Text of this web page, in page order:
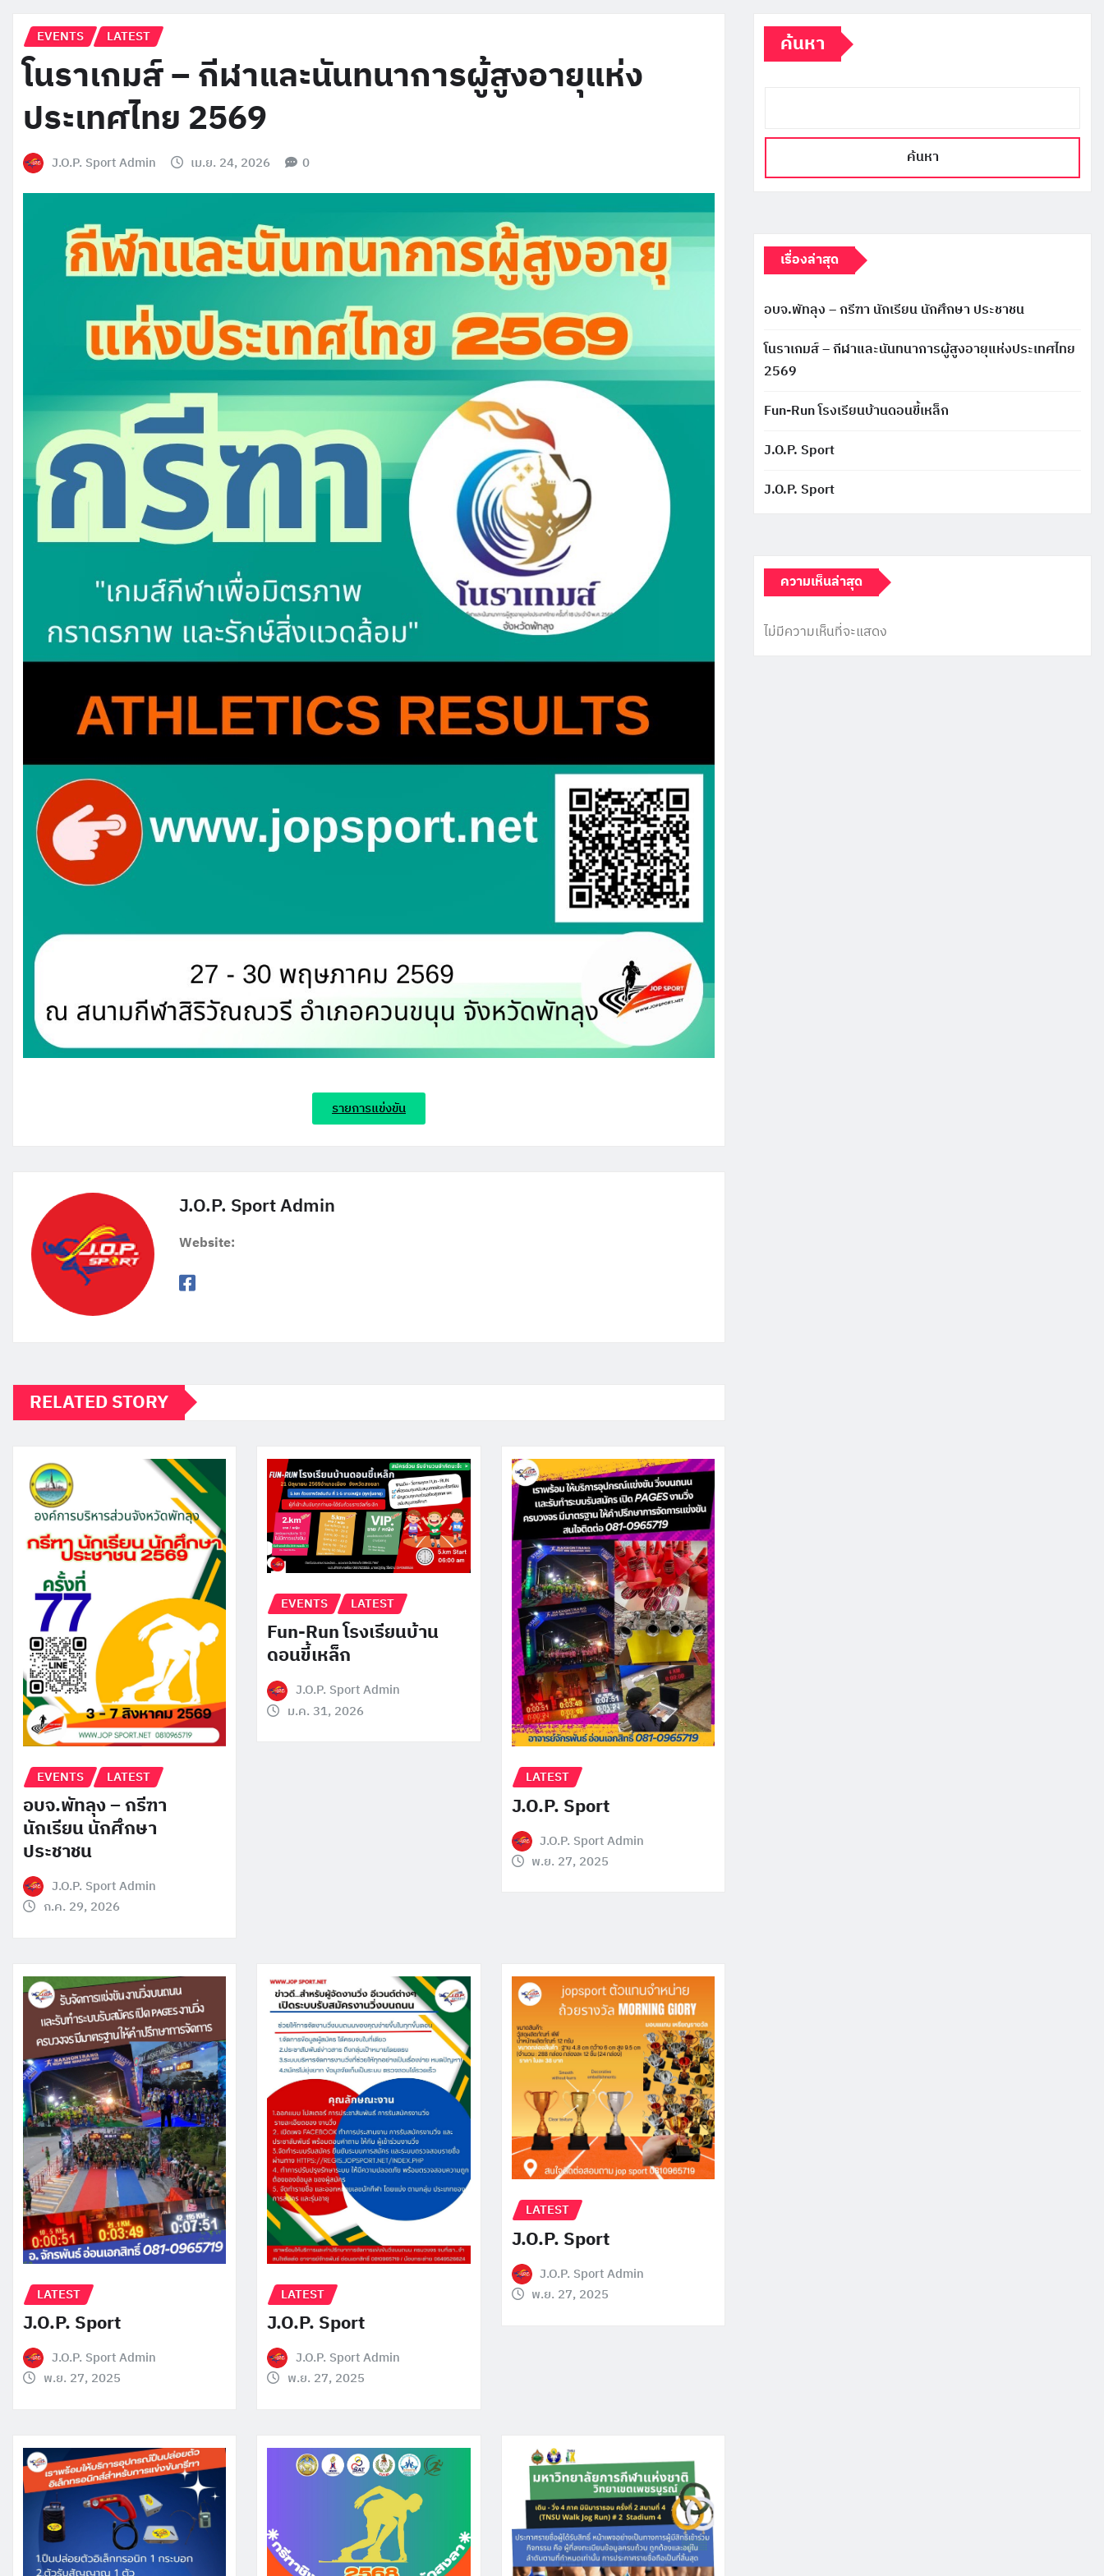
EVENTS LATEST
โนราเกมส์ – กีฬาและนันทนาการผู้สูงอายุแห่ง
ประเทศไทย 2569
J.O.P. Sport Admin เม.ย. 24, 2026 0
รายการแข่งขัน
J.O.P. Sport Admin
Website:
RELATED STORY
EVENTS LATEST
อบจ.พัทลุง – กรีฑา
นักเรียน นักศึกษา
ประชาชน
J.O.P. Sport Admin
ก.ค. 29, 2026
EVENTS LATEST
Fun-Run โรงเรียนบ้าน
ดอนขี้เหล็ก
J.O.P. Sport Admin
ม.ค. 31, 2026
LATEST
J.O.P. Sport
J.O.P. Sport Admin
พ.ย. 27, 2025
LATEST
J.O.P. Sport
J.O.P. Sport Admin
พ.ย. 27, 2025
LATEST
J.O.P. Sport
J.O.P. Sport Admin
พ.ย. 27, 2025
LATEST
J.O.P. Sport
J.O.P. Sport Admin
พ.ย. 27, 2025
ค้นหา
ค้นหา
เรื่องล่าสุด
อบจ.พัทลุง – กรีฑา นักเรียน นักศึกษา ประชาชน
โนราเกมส์ – กีฬาและนันทนาการผู้สูงอายุแห่งประเทศไทย
2569
Fun-Run โรงเรียนบ้านดอนขี้เหล็ก
J.O.P. Sport
J.O.P. Sport
ความเห็นล่าสุด
ไม่มีความเห็นที่จะแสดง